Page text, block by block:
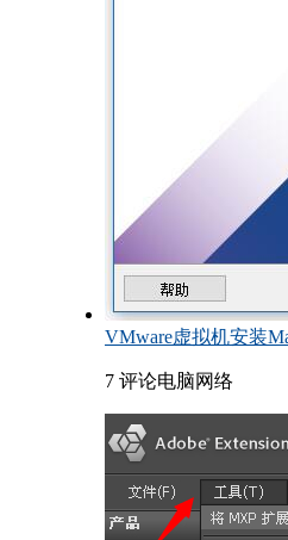
VMware虚拟机安装
7 评论电脑网络